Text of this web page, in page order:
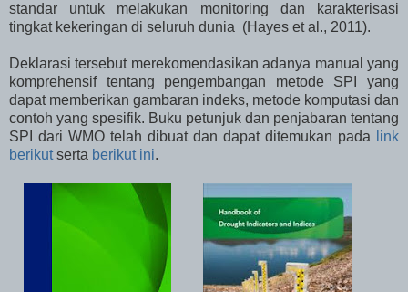
standar untuk melakukan monitoring dan karakterisasi
tingkat kekeringan di seluruh dunia (Hayes et al., 2011).
Deklarasi tersebut merekomendasikan adanya manual yang
komprehensif tentang pengembangan metode SPI yang
dapat memberikan gambaran indeks, metode komputasi dan
contoh yang spesifik. Buku petunjuk dan penjabaran tentang
SPI dari WMO telah dibuat dan dapat ditemukan pada
link
berikutserta berikut ini.